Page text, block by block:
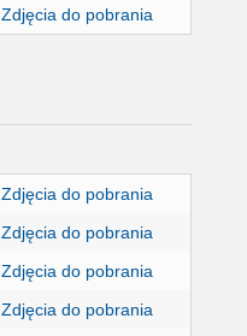
Zdjęcia do pobrania
Zdjęcia do pobrania
Zdjęcia do pobrania
Zdjęcia do pobrania
Zdjęcia do pobrania